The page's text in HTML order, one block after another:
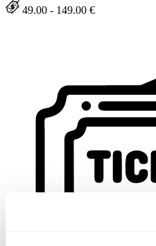
49.00 - 149.00 €